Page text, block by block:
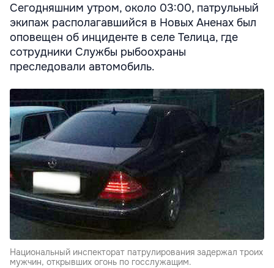
Сегодняшним утром, около 03:00, патрульный
экипаж располагавшийся в Новых Аненах был
оповещен об инциденте в селе Телица, где
сотрудники Службы рыбоохраны
преследовали автомобиль.
Национальный инспекторат патрулирования задержал троих
мужчин, открывших огонь по госслужащим.